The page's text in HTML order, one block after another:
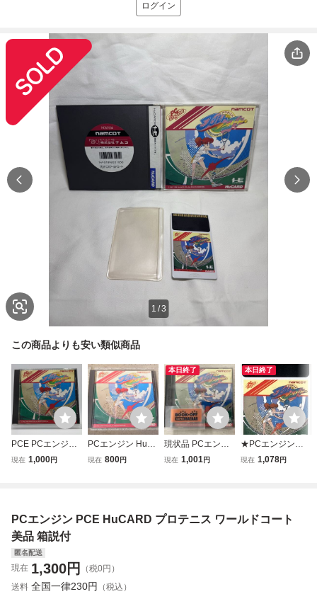
ログイン
1 /3
この商品よりも安い類似商品
PCE PCエンジン
HuCARD ナムコ
現在 1,000円
PCエンジン HuC
ARD プロテニス
現在 800円
本日終了
現状品 PCエンジ
ン Hu プロテニス
現在 1,001円
本日終了
★PCエンジン★H
uカード★カード
現在 1,078円
PCエンジン PCE HuCARD プロテニス ワールドコート
美品 箱説付
匿名配送
現在 1,300円
（税0円）
送料 全国一律230円
（税込）